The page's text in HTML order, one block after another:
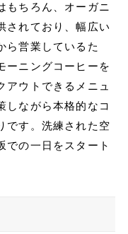
もちろん、オーガニ
されており、幅広い
ら営業しているた
ーニングコーヒーを
アウトできるメニュ
しながら本格的なコ
です。洗練された空
での一日をスタート